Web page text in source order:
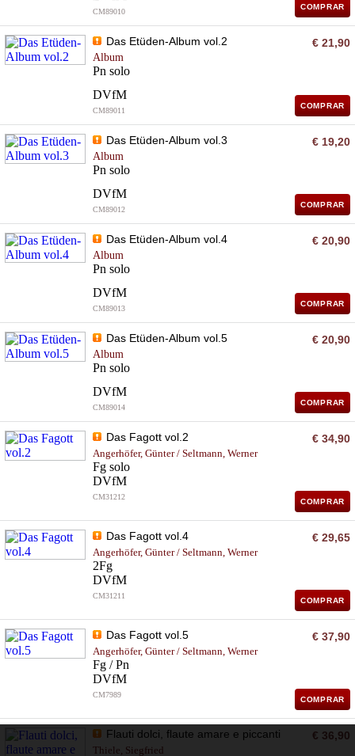
CM89010
COMPRAR
Das Etüden-Album vol.2
Album
Pn solo
DVfM
CM89011
€ 21,90
COMPRAR
Das Etüden-Album vol.3
Album
Pn solo
DVfM
CM89012
€ 19,20
COMPRAR
Das Etüden-Album vol.4
Album
Pn solo
DVfM
CM89013
€ 20,90
COMPRAR
Das Etüden-Album vol.5
Album
Pn solo
DVfM
CM89014
€ 20,90
COMPRAR
Das Fagott vol.2
Angerhöfer, Günter / Seltmann, Werner
Fg solo
DVfM
CM31212
€ 34,90
COMPRAR
Das Fagott vol.4
Angerhöfer, Günter / Seltmann, Werner
2Fg
DVfM
CM31211
€ 29,65
COMPRAR
Das Fagott vol.5
Angerhöfer, Günter / Seltmann, Werner
Fg / Pn
DVfM
CM7989
€ 37,90
COMPRAR
Flauti dolci, flaute amare e piccanti
Thiele, Siegfried
€ 36,90